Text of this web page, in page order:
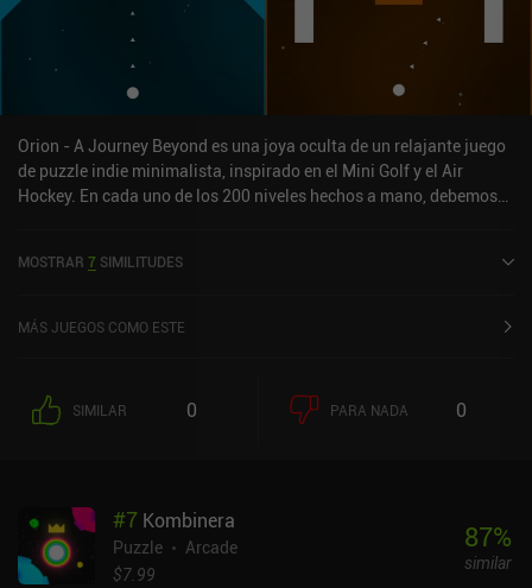
Orion - A Journey Beyond es una joya oculta de un relajante juego
de puzzle indie minimalista, inspirado en el Mini Golf y el Air
Hockey. En cada uno de los 200 niveles hechos a mano, debemos
obstáculos van desde los inofensivos, que hacen rebotar la bola,
juego. Se introducen nuevos elementos interactivos por el camino
algunos requieren pensar para resolver puzles. Sin retos
frustrantes, estrellas que recoger, límites de tiempo o sistemas de
gratuito que se monetiza mostrando anuncios después de fallar un
nivel un número de veces. Los anuncios se pueden desactivar
mediante iAPs idénticos de 2, 3 o 4 dólares, dependiendo de
MOSTRAR 7 SIMILITUDES
MÁS JUEGOS COMO ESTE
SIMILAR 0 PARA NADA 0
#7 Kombinera
Puzzle
Arcade
$7.99
87%
similar